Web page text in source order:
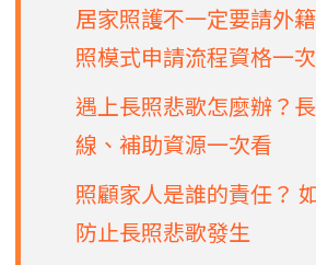
居家照護不一定要請外
照模式申請流程資格一
遇上長照悲歌怎麼辦？
線、補助資源一次看
照顧家人是誰的責任？
防止長照悲歌發生